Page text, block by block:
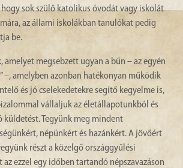
sok szülő katolikus óvodát vagy iskolát
az állami iskolákban tanulókat pedig
be.
amelyet megsebzett ugyan a bűn – az egyén
–, amelyben azonban hatékonyan működik
és jó cselekedetekre segítő kegyelme is,
vállaljuk az életállapotunkból és
küldetést. Tegyünk meg mindent
népünkért és hazánkért. A jövőért
részt a közelgő országgyűlési
ezzel egy időben tartandó népszavazáson